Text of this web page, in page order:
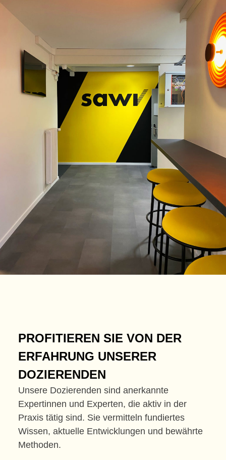
PROFITIEREN SIE VON DER
ERFAHRUNG UNSERER
DOZIERENDEN
Unsere Dozierenden sind anerkannte
Expertinnen und Experten, die aktiv in der
Praxis tätig sind. Sie vermitteln fundiertes
Wissen, aktuelle Entwicklungen und bewährte
Methoden.